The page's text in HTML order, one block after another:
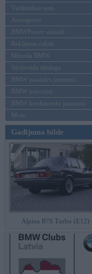
Vadāmības tests
Autosports
BMWPower aktuāli
Reklāmas raksti
Mēneša BMW
Sērijveida tūnings
BMW pasaules jaunumi
BMW koncepti
BMW konkurentu jaunumi
Moto
Gadījuma bilde
Alpina B7S Turbo (E12)